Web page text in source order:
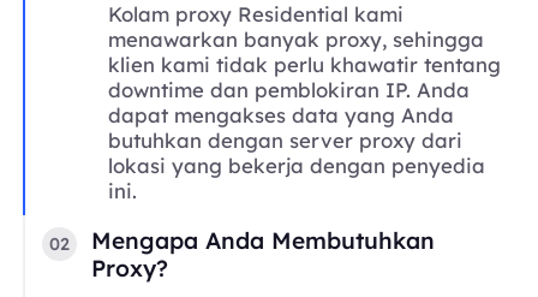
Kolam proxy Residential kami
menawarkan banyak proxy, sehingga
klien kami tidak perlu khawatir tentang
downtime dan pemblokiran IP. Anda
dapat mengakses data yang Anda
butuhkan dengan server proxy dari
lokasi yang bekerja dengan penyedia
ini.
02
Mengapa Anda Membutuhkan
Proxy?